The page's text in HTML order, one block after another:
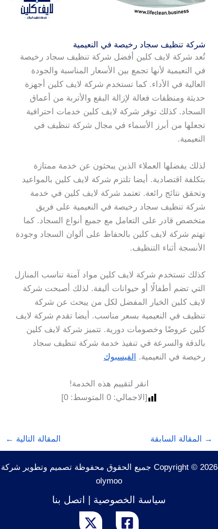
شركة تنظيف سجاد رخيصة في النعيمية
تُعد شركة لايف كلين أفضل شركة تنظيف سجاد رخيصة
في النعيمية لأنها تجمع بين الأسعار المناسبة والجودة
العالية في الأداء. كما تستخدم شركة لايف كلين أجهزة
حديثة ومنظفات فعالة لإزالة البقع والأتربة من أعماق
السجاد. كذلك توفر شركة لايف كلين خدمات احترافية
تجعلها من أبرز الأسماء في مجال شركة تنظيف في
النعيمية.
لذلك يفضلها العملاء الذين يبحثون عن خدمة ممتازة
بتكلفة اقتصادية. أيضا تلتزم شركة لايف كلين بالمواعيد
وتحقق نتائج رائعة. تعتمد شركة لايف كلين في خدمة
شركة تنظيف سجاد رخيصة في النعيمية على فريق
متخصص قادر على التعامل مع جميع أنواع السجاد. كما
تهتم شركة لايف كلين بالحفاظ على ألوان السجاد وجودة
الأنسجة أثناء التنظيف.
كذلك تستخدم شركة لايف كلين مواد آمنة تناسب المنازل
التي تضم أطفالًا أو حيوانات أليفة. لذلك أصبحت شركة
لايف كلين الخيار المفضل لكل من يبحث عن شركة
تنظيف في النعيمية بسعر مناسب. أيضا تقدم شركة لايف
كلين عروضًا وخصومات دورية. تتميز شركة لايف كلين
بالدقة والسرعة في تنفيذ خدمة شركة تنظيف سجاد
رخيصة في النعيمية.
الفيسبوك
انقر لتقييم هذه الخدمة!
[الاجمالي:0 المتوسط:0
]
→ المقالة السابقة المقالة التالية ←
Copyright © 2026 جميع الحقوق محفوظة تصميم وتطوير شركة
olymoo
سياسة الخصوصية اتصل بنا